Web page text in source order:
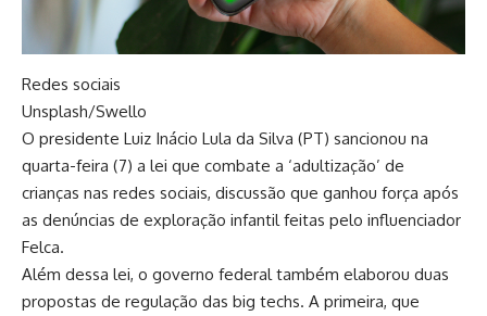
Redes sociais
Unsplash/Swello
O presidente Luiz Inácio Lula da Silva (PT) sancionou na
quarta-feira (7) a lei que combate a ‘adultização’ de
crianças nas redes sociais, discussão que ganhou força após
as denúncias de exploração infantil feitas pelo influenciador
Felca.
Além dessa lei, o governo federal também elaborou duas
propostas de regulação das big techs. A primeira, que